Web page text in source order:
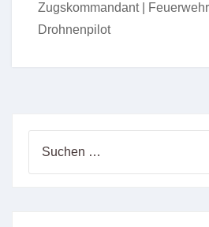
Zugskommandant |
Drohnenpilot